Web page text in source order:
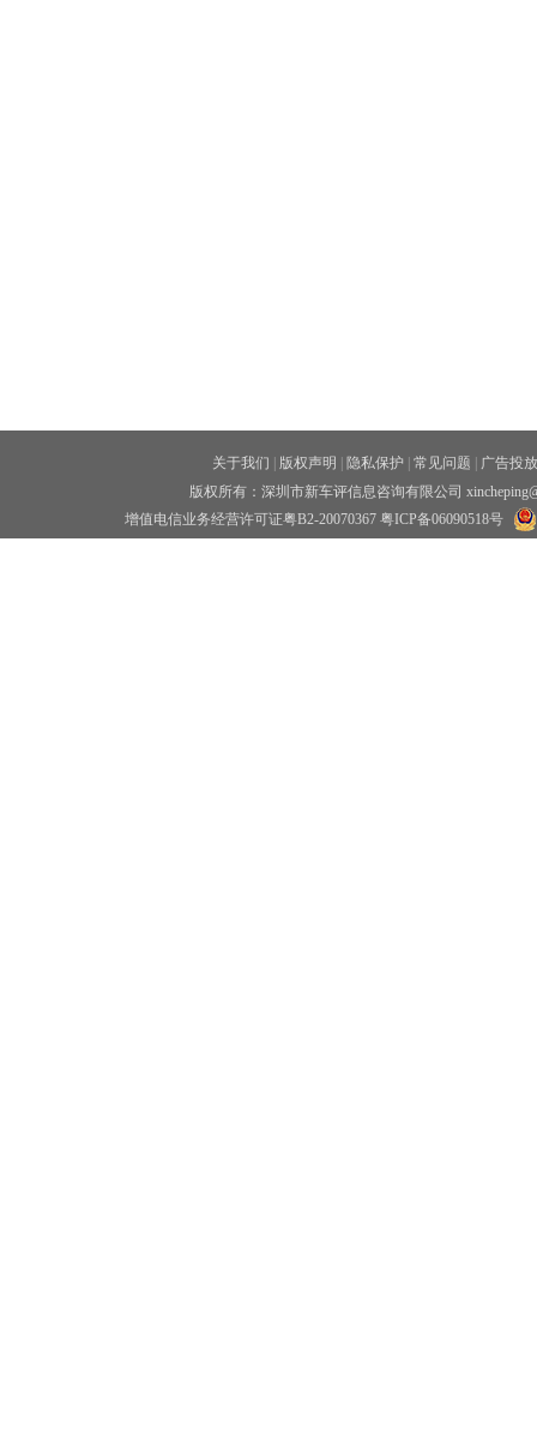
关于我们 版权声明 隐私保护 常见问题
广告投放
版权所有：深圳市新车评信息咨询有限公司
增值电信业务经营许可证粤B2-20070367 粤ICP备06090518号